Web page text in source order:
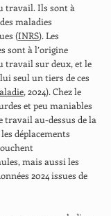
travail. Ils sont à
maladies
(INRS). Les
sont à l’origine
travail sur deux, et le
seul un tiers de ces
, 2024). Chez le
et peu maniables
travail au-dessus de la
déplacements
mais aussi les
2024 issues de